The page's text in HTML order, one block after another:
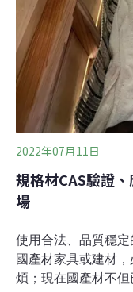
用，建造各類木構空
2022年07月11日
規格材CAS驗證
場
使用合法、品質穩
國產材家具或建材
煩；現在國產材不